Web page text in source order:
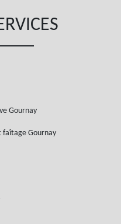
Gournay
faîtage Gournay